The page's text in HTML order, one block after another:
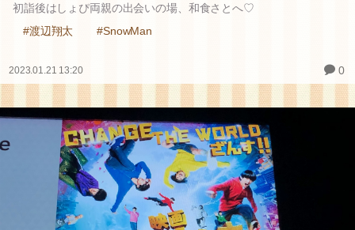
初詣後はしょぴ両親の出会いの場、和食さとへ♡
#渡辺翔太
#SnowMan
2023.01.21 13:20 0